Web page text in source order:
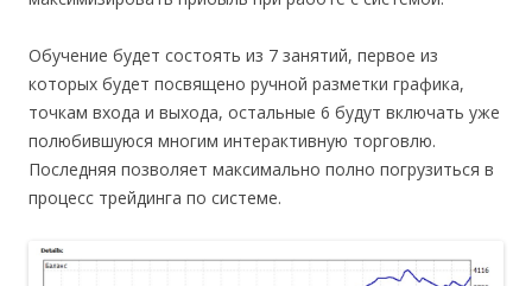
Обучение будет состоять из 7 занятий, первое из
которых будет посвящено ручной разметки графика,
точкам входа и выхода, остальные 6 будут включать уже
полюбившуюся многим интерактивную торговлю.
Последняя позволяет максимально полно погрузиться в
процесс трейдинга по системе.